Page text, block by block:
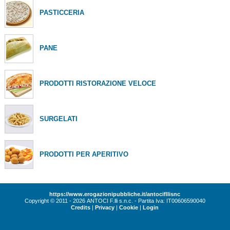
PASTICCERIA
PANE
PRODOTTI RISTORAZIONE VELOCE
SURGELATI
PRODOTTI PER APERITIVO
https://www.erogazionipubbliche.it/antocifllisnc
Copyright © 2011 - 2026 ANTOCI F.lli s.n.c. - Partita Iva: IT00606590040
Credits |Privacy |Cookie |Login